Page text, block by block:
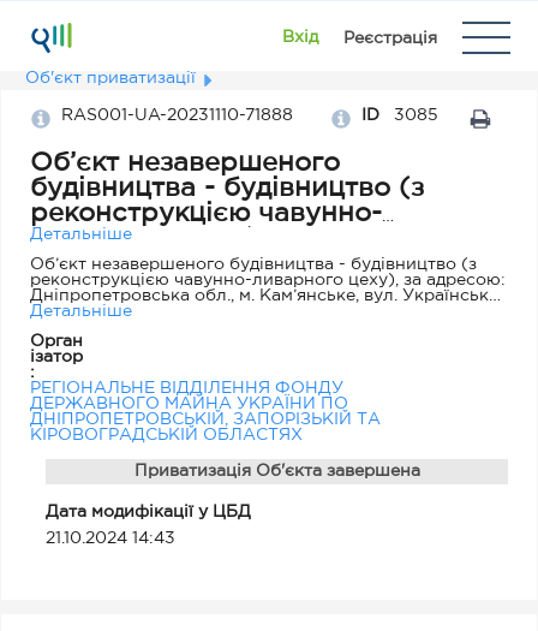
Вхід Реєстрація
Об'єкт приватизації
RAS001-UA-20231110-71888 ID 3085
Об’єкт незавершеного
будівництва - будівництво (з
реконструкцією чавунно-
ливарного цеху), за адресою:
Дніпропетровська обл., м.
Кам’янське, вул. Українська, 85
Детальніше
Об’єкт незавершеного будівництва - будівництво (з
реконструкцією чавунно-ливарного цеху), за адресою:
Дніпропетровська обл., м. Кам’янське, вул. Українська,
85
Детальніше
Орган
ізатор
:
РЕГІОНАЛЬНЕ ВІДДІЛЕННЯ ФОНДУ
ДЕРЖАВНОГО МАЙНА УКРАЇНИ ПО
ДНІПРОПЕТРОВСЬКІЙ, ЗАПОРІЗЬКІЙ ТА
КІРОВОГРАДСЬКІЙ ОБЛАСТЯХ
Приватизація Об'єкта завершена
Дата модифікації у ЦБД
21.10.2024 14:43